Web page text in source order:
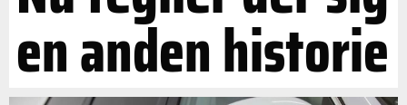
en anden historie